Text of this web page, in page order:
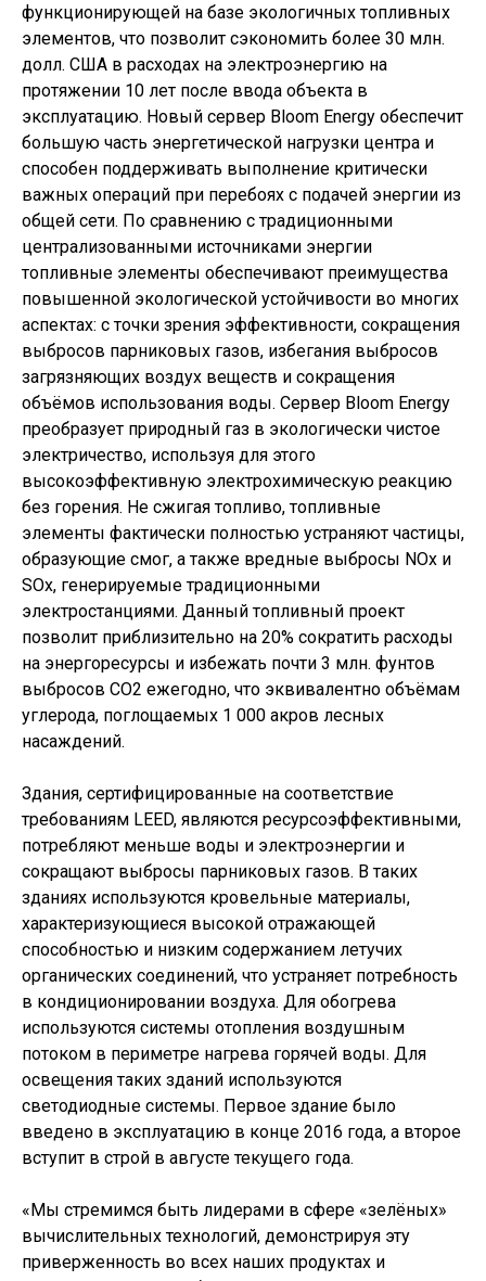
функционирующей на базе экологичных топливных
элементов, что позволит сэкономить более 30 млн.
долл. США в расходах на электроэнергию на
протяжении 10 лет после ввода объекта в
эксплуатацию. Новый сервер Bloom Energy обеспечит
большую часть энергетической нагрузки центра и
способен поддерживать выполнение критически
важных операций при перебоях с подачей энергии из
общей сети. По сравнению с традиционными
централизованными источниками энергии
топливные элементы обеспечивают преимущества
повышенной экологической устойчивости во многих
аспектах: с точки зрения эффективности, сокращения
выбросов парниковых газов, избегания выбросов
загрязняющих воздух веществ и сокращения
объёмов использования воды. Сервер Bloom Energy
преобразует природный газ в экологически чистое
электричество, используя для этого
высокоэффективную электрохимическую реакцию
без горения. Не сжигая топливо, топливные
элементы фактически полностью устраняют частицы,
образующие смог, а также вредные выбросы NOx и
SOx, генерируемые традиционными
электростанциями. Данный топливный проект
позволит приблизительно на 20% сократить расходы
на энергоресурсы и избежать почти 3 млн. фунтов
выбросов CO2 ежегодно, что эквивалентно объёмам
углерода, поглощаемых 1 000 акров лесных
насаждений.
Здания, сертифицированные на соответствие
требованиям LEED, являются ресурсоэффективными,
потребляют меньше воды и электроэнергии и
сокращают выбросы парниковых газов. В таких
зданиях используются кровельные материалы,
характеризующиеся высокой отражающей
способностью и низким содержанием летучих
органических соединений, что устраняет потребность
в кондиционировании воздуха. Для обогрева
используются системы отопления воздушным
потоком в периметре нагрева горячей воды. Для
освещения таких зданий используются
светодиодные системы. Первое здание было
введено в эксплуатацию в конце 2016 года, а второе
вступит в строй в августе текущего года.
«Мы стремимся быть лидерами в сфере «зелёных»
вычислительных технологий, демонстрируя эту
приверженность во всех наших продуктах и